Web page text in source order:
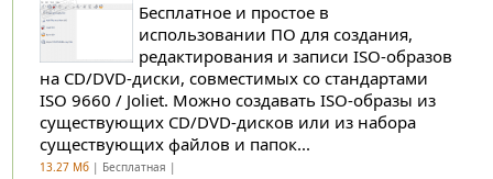
Бесплатное и простое в
использовании ПО для создания,
редактирования и записи ISO-образов
на CD/DVD-диски, совместимых со стандартами
ISO 9660 / Joliet. Можно создавать ISO-образы из
существующих CD/DVD-дисков или из набора
существующих файлов и папок...
13.27 Мб| Бесплатная |